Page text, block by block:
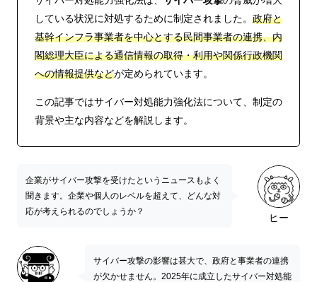
している状況に対処するために制定されました。 政府と
基幹インフラ事業者を中心とする民間事業者の連携、内
閣総理大臣による通信情報の取得・利用や関係行政機関
への情報提供などが定められています。
この記事ではサイバー対処能力強化法について、制定の
背景や主な内容などを解説します。
ヒー
企業がサイバー攻撃を受けたというニュースもよく
聞きます。企業や個人のレベルを超えて、どんな対
応が考えられるのでしょうか？
サイバー攻撃の影響は甚大で、政府と事業者の連携
が欠かせません。2025年に成立したサイバー対処能